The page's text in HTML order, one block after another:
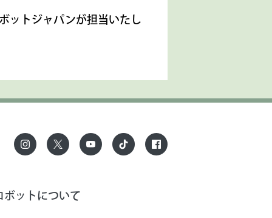
ットジャパンが担当いたし
ボットについて